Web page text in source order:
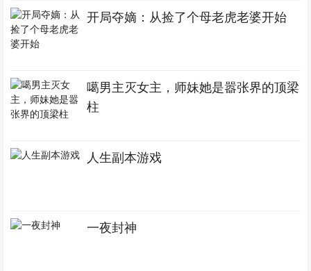
开局夺嫡：从捡了个母老虎老婆开始
噶男主灭女主，师妹她是嚣张界的顶梁
柱
人生副本游戏
一夜封神